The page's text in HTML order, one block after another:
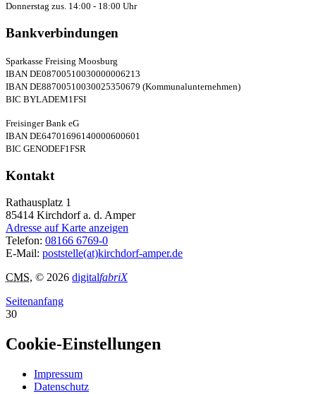
Donnerstag zus. 14:00 - 18:00 Uhr
Bankverbindungen
Sparkasse Freising Moosburg
IBAN DE08700510030000006213
IBAN DE88700510030025350679 (Kommunalunternehmen)
BIC BYLADEM1FSI
Freisinger Bank eG
IBAN DE64701696140000600601
BIC GENODEF1FSR
Kontakt
Rathausplatz 1
85414 Kirchdorf a. d. Amper
Adresse auf Karte anzeigen
Telefon: 08166 6769-0
E-Mail: poststelle(at)kirchdorf-amper.de
CMS, © 2026 digitalfabriX
Seitenanfang
30
Cookie-Einstellungen
Impressum
Datenschutz